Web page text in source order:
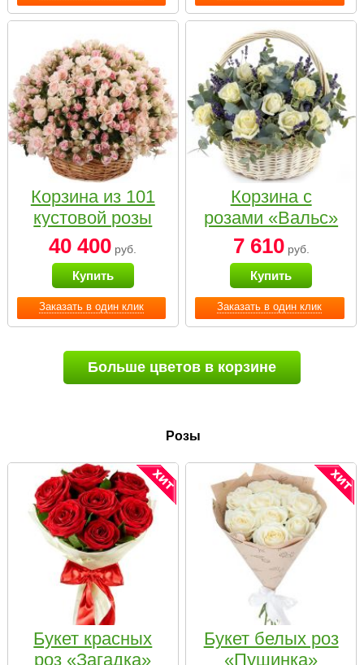
Заказать в один клик
Корзина из 101
кустовой розы
нежных тонов
40 400 руб.
Купить
Заказать в один клик
Корзина с
розами «Вальс»
7 610руб.
Купить
Больше цветов в корзине
Розы
Букет красных
роз «Загадка»
Букет белых роз
«Пушинка»